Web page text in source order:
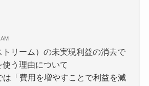
リーム）の未実現利益の消去で
使う理由について
は「費用を増やすことで利益を減